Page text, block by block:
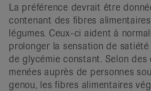
La préférence devrait être
contenant des fibres
légumes. Ceux-ci aident à
prolonger la sensation de
de glycémie constant. Selon
menées auprès de personnes
genou, les fibres alimentaires